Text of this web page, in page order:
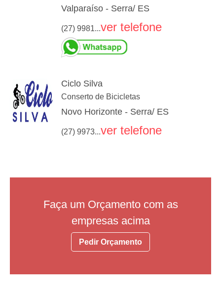
Valparaíso - Serra/ ES
(27) 9981...ver telefone
Ciclo Silva
Conserto de Bicicletas
Novo Horizonte - Serra/ ES
(27) 9973...ver telefone
Faça um Orçamento com as
empresas acima
Pedir Orçamento